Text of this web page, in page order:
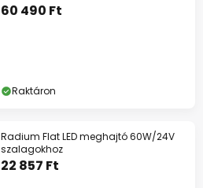
60 490 Ft
Raktáron
Radium Flat LED meghajtó 60W/24V
szalagokhoz
22 857 Ft